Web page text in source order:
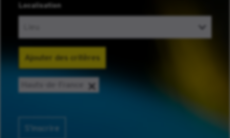
Localisation
Ajouter des critères
S’inscrire